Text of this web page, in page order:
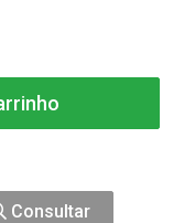
Consultar